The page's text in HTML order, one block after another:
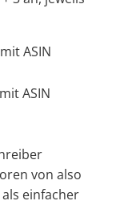
mit ASIN
mit ASIN
von also
einfacher